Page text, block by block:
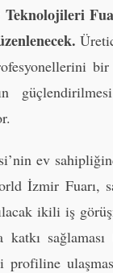
ev
İzmir Fuarı,
ikili iş
katkı
profiline